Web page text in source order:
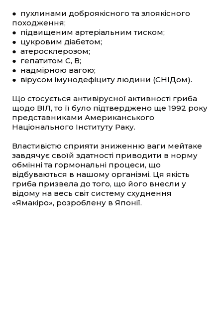
● пухлинами доброякісного та злоякісного
походження;
● підвищеним артеріальним тиском;
● цукровим діабетом;
● атеросклерозом;
● гепатитом С, В;
● надмірною вагою;
● вірусом імунодефіциту людини (СНІДом).
Що стосується антивірусної активності гриба
щодо ВІЛ, то її було підтверджено ще 1992 року
представниками Американського
Національного Інституту Раку.
Властивістю сприяти зниженню ваги мейтаке
завдячує своїй здатності приводити в норму
обмінні та гормональні процеси, що
відбуваються в нашому організмі. Ця якість
гриба призвела до того, що його внесли у
відому на весь світ систему схуднення
«Ямакіро», розроблену в Японії.